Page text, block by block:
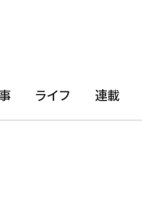
ライフ 連載